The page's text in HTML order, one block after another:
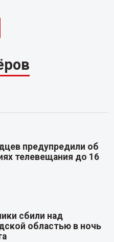
предупредили об
телевещания до 16
сбили над
областью в ночь